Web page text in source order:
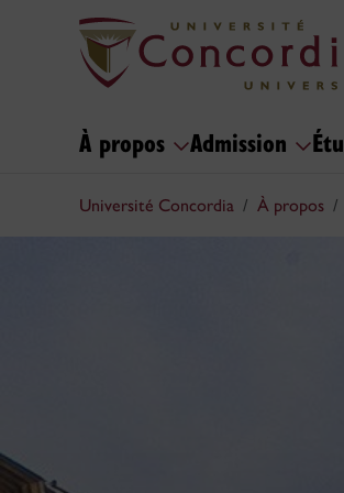
À propos Admission
Université Concordia À propos